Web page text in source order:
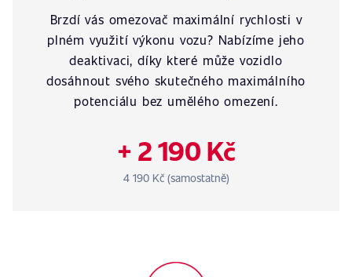
Brzdí vás omezovač maximální rychlosti v
plném využití výkonu vozu? Nabízíme jeho
deaktivaci, díky které může vozidlo
dosáhnout svého skutečného maximálního
potenciálu bez umělého omezení.
+ 2 190 Kč
4 190 Kč (samostatně)